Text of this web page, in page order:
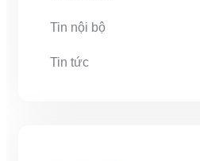
Tin nội bộ
Tin tức